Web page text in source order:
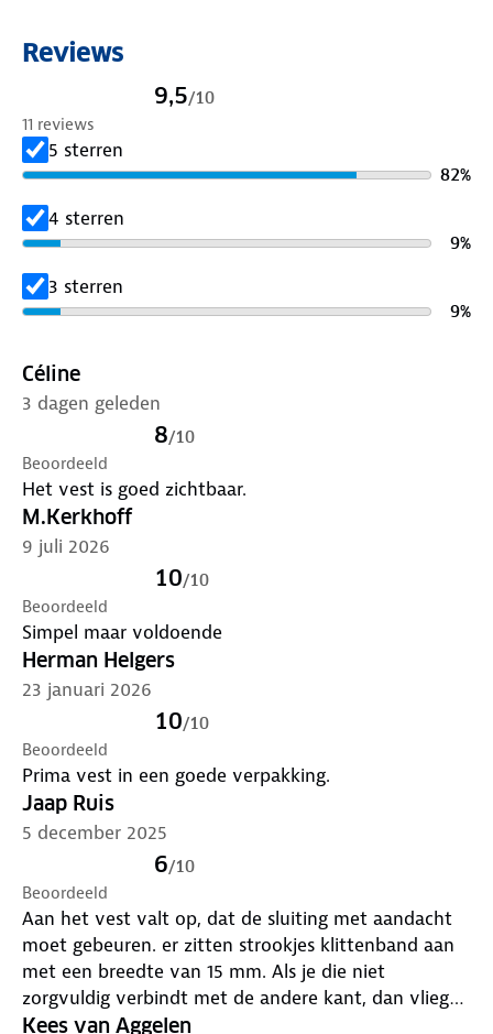
Dit vest is een maat M-L en heeft een sluiting aan
de zijkant, wat ervoor zorgt dat het niet open kan
vallen of wegwaaien. Het kan gedragen worden
over zowel winter- als zomerjassen en voldoet aan
de norm EN 20471:2013 voor reflecterende
Inhoud: 1 reflectievest.
Reviews
9,5/10
11 reviews
5 sterren
82%
4 sterren
9%
3 sterren
9%
Céline
3 dagen geleden
8/10
Beoordeeld
Het vest is goed zichtbaar.
M.Kerkhoff
9 juli 2026
10/10
Beoordeeld
Simpel maar voldoende
Herman Helgers
23 januari 2026
10/10
Beoordeeld
Prima vest in een goede verpakking.
Jaap Ruis
5 december 2025
6/10
Beoordeeld
Aan het vest valt op, dat de sluiting met aandacht
moet gebeuren. er zitten strookjes klittenband aan
met een breedte van 15 mm. Als je die niet
zorgvuldig verbindt met de andere kant, dan vliegen
de panden van het vestje met de wind mee. Het
Kees van Aggelen